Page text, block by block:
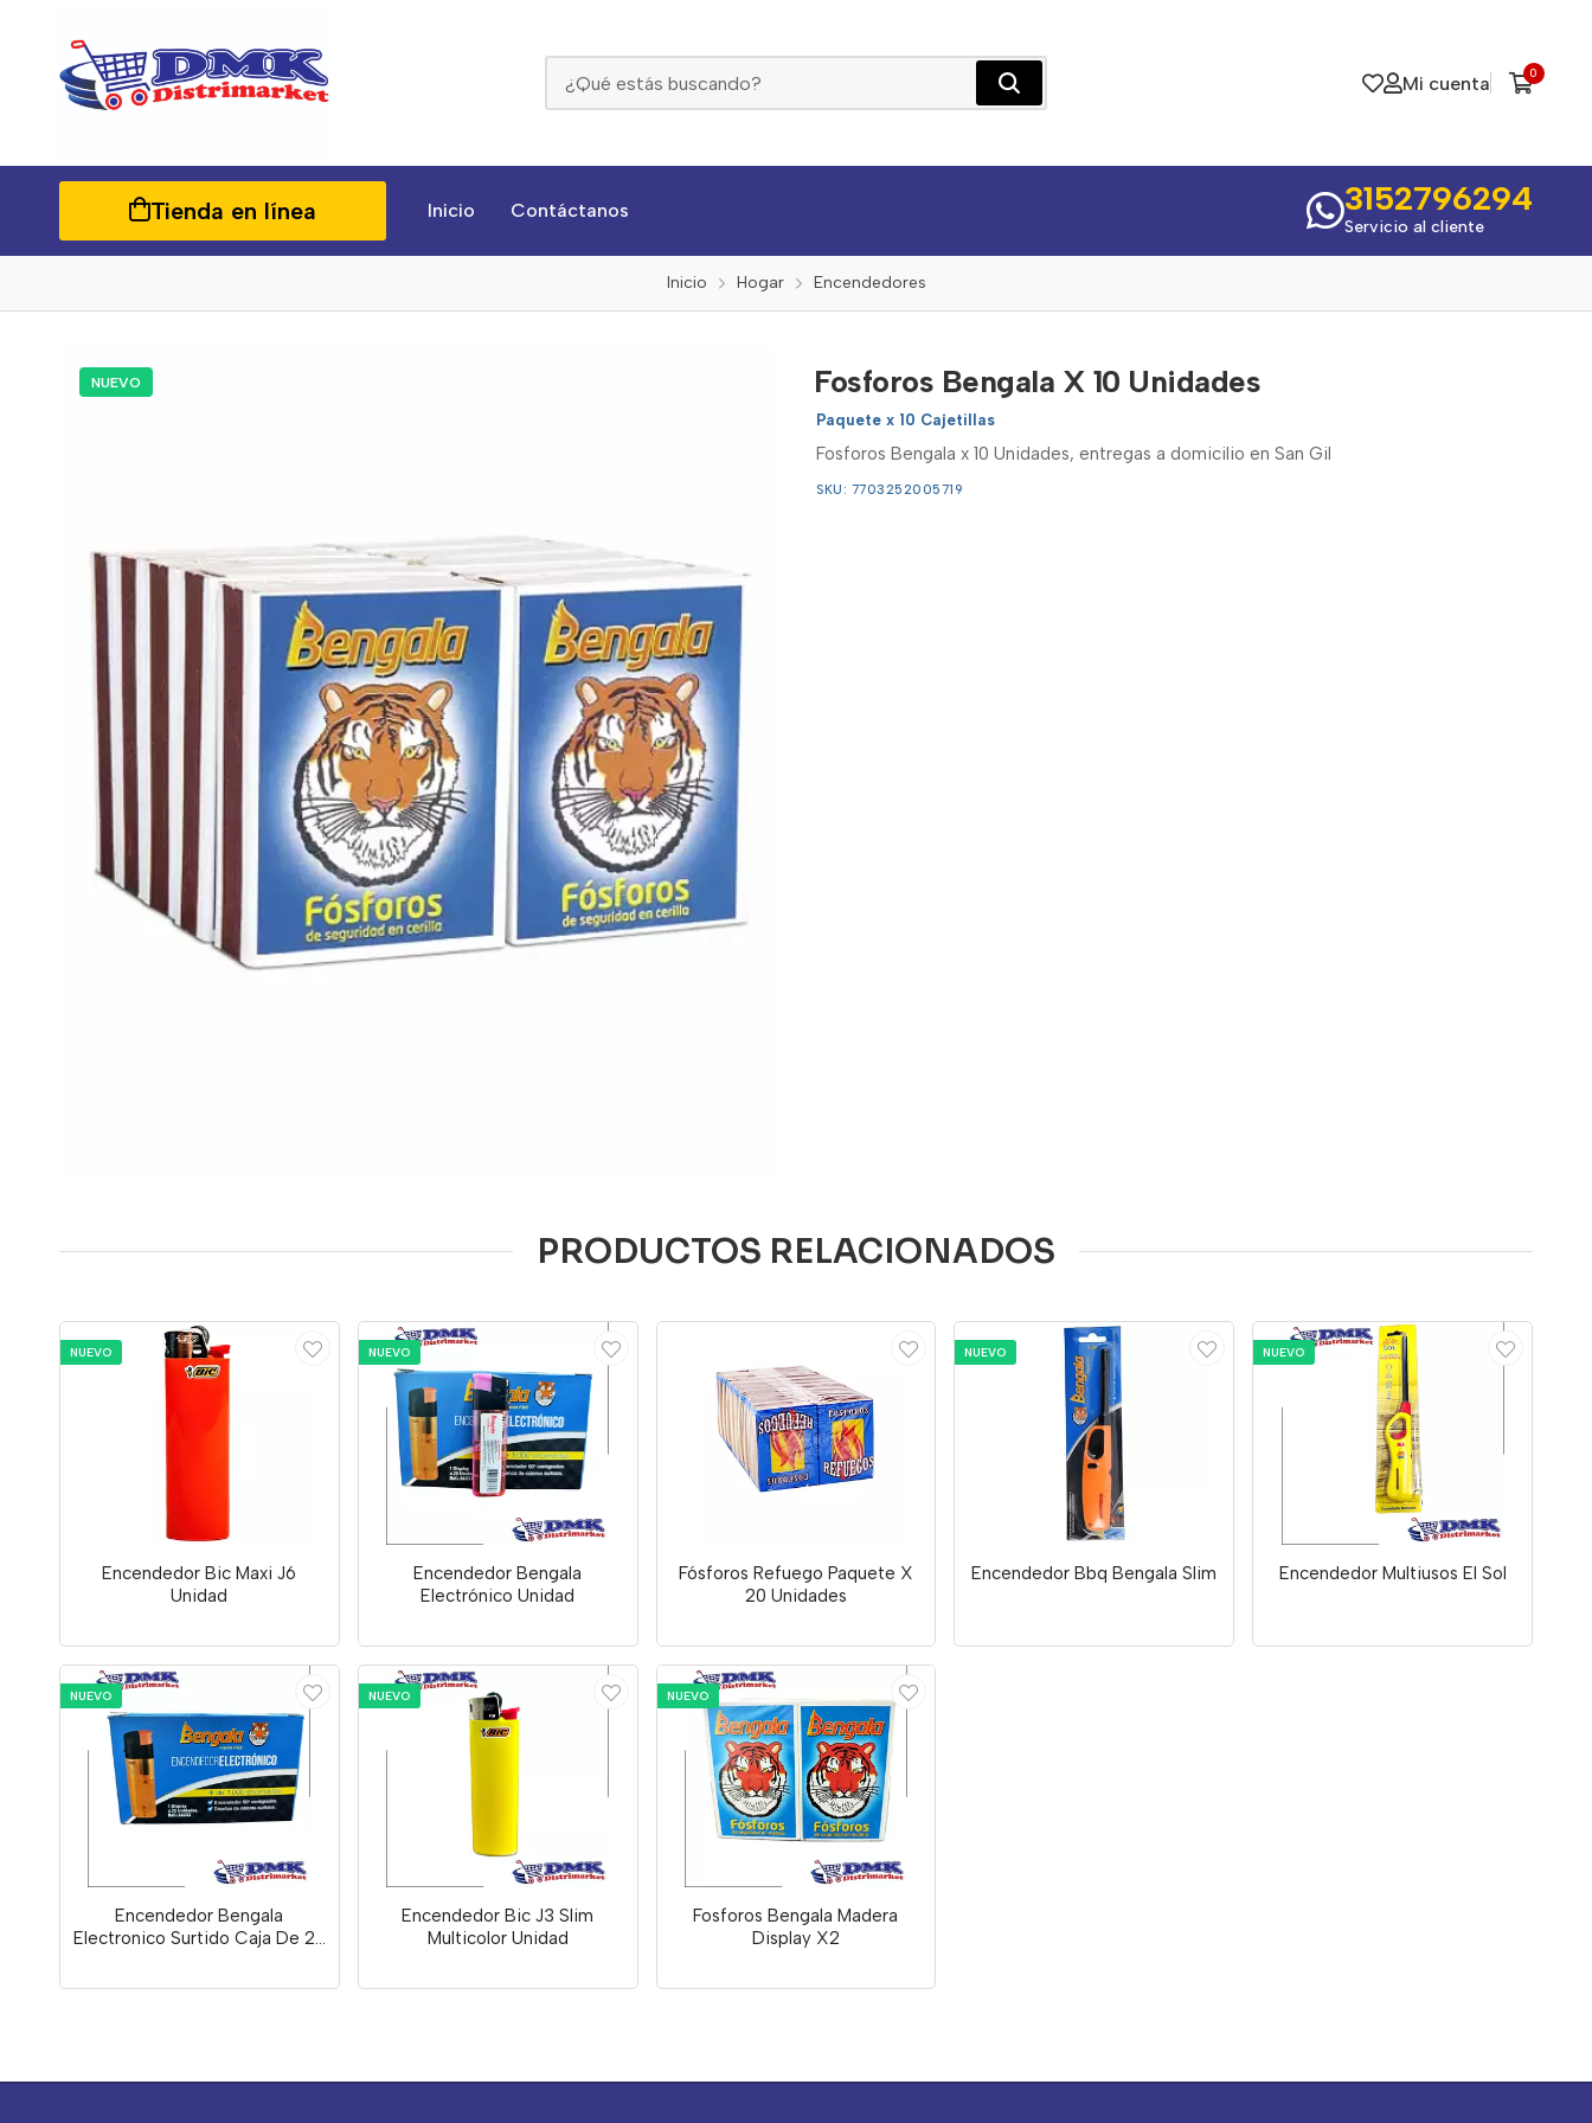
Mi cuenta 0
Tienda en línea Inicio Contáctanos 3152796294
Servicio al cliente
Inicio Hogar Encendedores
NUEVO Fosforos Bengala X 10 Unidades
Paquete x 10 Cajetillas
Fosforos Bengala x 10 Unidades, entregas a domicilio en San Gil
SKU: 7703252005719
PRODUCTOS RELACIONADOS
NUEVO
Encendedor Bic Maxi J6
Unidad
NUEVO
Encendedor Bengala
Electrónico Unidad
Fósforos Refuego Paquete X
20 Unidades
NUEVO
Encendedor Bbq Bengala Slim
NUEVO
Encendedor Multiusos El Sol
NUEVO
Encendedor Bengala
Electronico Surtido Caja De 20
NUEVO
Encendedor Bic J3 Slim
Multicolor Unidad
NUEVO
Fosforos Bengala Madera
Display X2